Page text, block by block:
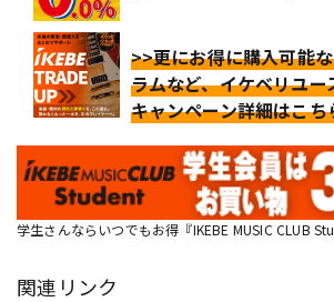
>>更にお得に購入可能
ラムなど、イケベリユ
キャンペーン詳細はこち
学生さんならいつでもお得『IKEBE MUSIC CLUB
関連リンク